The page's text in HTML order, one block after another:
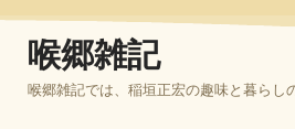
喉郷雑記
喉郷雑記では、稲垣正宏の趣味と暮らし